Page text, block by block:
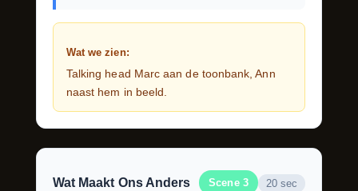
Wat we zien:
Talking head Marc aan de toonbank, Ann
naast hem in beeld.
Scene 3
Wat Maakt Ons Anders 20 sec